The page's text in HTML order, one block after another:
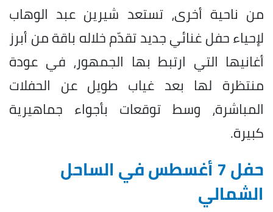
من ناحية أخرى، تستعد شيرين عبد الوهاب
لإحياء حفل غنائي جديد تقدّم خلاله باقة من أبرز
أغانيها التي ارتبط بها الجمهور، في عودة
منتظرة لها بعد غياب طويل عن الحفلات
المباشرة، وسط توقعات بأجواء جماهيرية
كبيرة.
حفل 7 أغسطس في الساحل
الشمالي